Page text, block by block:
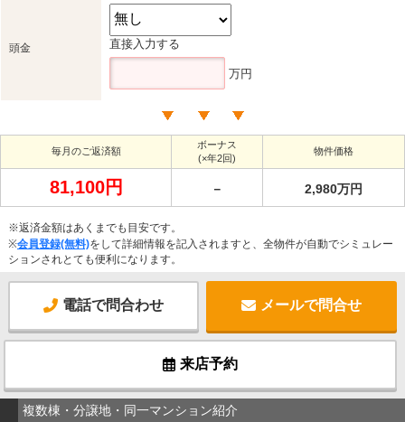
頭金 直接入力する
万円
毎月のご返済額
ボーナス
(×年2回)
物件価格
81,100円 － 2,980万円
※返済金額はあくまでも目安です。
※会員登録(無料)をして詳細情報を記入されますと、全物件が自動でシミュレー
ションされとても便利になります。
電話で問合わせ メールで問合せ
来店予約
複数棟・分譲地・同一マンション紹介